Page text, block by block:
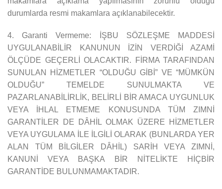
durumlarda resmi makamlara açıklanabilecektir.
4. Garanti Vermeme: İŞBU SÖZLEŞME MADDESİ
UYGULANABİLİR KANUNUN İZİN VERDİĞİ AZAMİ
ÖLÇÜDE GEÇERLİ OLACAKTIR. FİRMA TARAFINDAN
SUNULAN HİZMETLER “OLDUĞU GİBİ” VE “MÜMKÜN
OLDUĞU” TEMELDE SUNULMAKTA VE
PAZARLANABİLİRLİK, BELİRLİ BİR AMACA UYGUNLUK
VEYA İHLAL ETMEME KONUSUNDA TÜM ZIMNİ
GARANTİLER DE DÂHİL OLMAK ÜZERE HİZMETLER
VEYA UYGULAMA İLE İLGİLİ OLARAK (BUNLARDA YER
ALAN TÜM BİLGİLER DÂHİL) SARİH VEYA ZIMNİ,
KANUNİ VEYA BAŞKA BİR NİTELİKTE HİÇBİR
GARANTİDE BULUNMAMAKTADIR.